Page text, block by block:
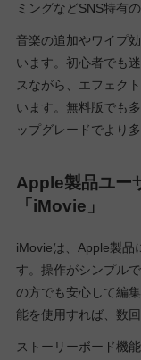
ミングなどSNS特有
音楽の追加やワイプ
います。初心者でも
スながら、エフェク
います。無料版でも
ップグレードでより
Apple製品ユー
「iMovie」
iMovieは、Apple製品
す。操作がシンプル
の方でも安心して編
能を使用すれば、数
ストーリーボード機